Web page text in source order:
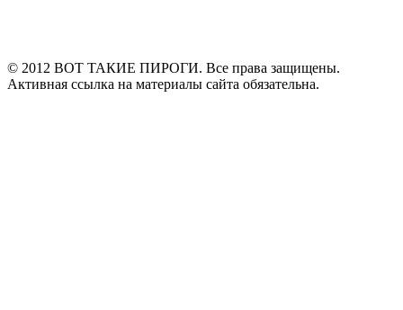
© 2012 ВОТ ТАКИЕ ПИРОГИ. Все права защищены.
Активная ссылка на материалы сайта обязательна.